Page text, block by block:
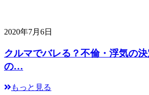
2020年7月6日
クルマでバレる？不倫・浮気の
の…
もっと見る